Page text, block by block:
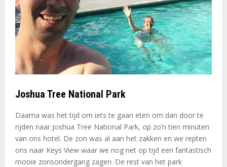
Joshua Tree National Park
Daarna was het tijd om iets te gaan eten om dan door te
rijden naar Joshua Tree National Park, op zo’n tien minuten
van ons hotel. De zon was al aan het zakken en we repten
ons naar Keys View waar we nog net op tijd een fantastisch
mooie zonsondergang zagen. De rest van het park